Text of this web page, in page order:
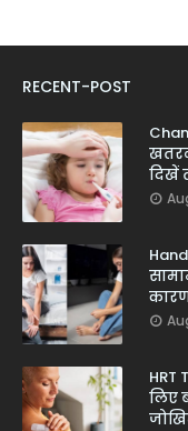
RECENT-POST
दिखें
HRT
लिए